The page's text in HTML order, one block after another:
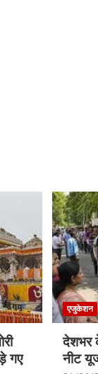
गए
एजुकेशन
देशभर
नीट